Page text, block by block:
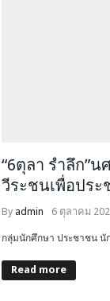
“6ตุลา รำลึก”
วีระชนเพื่อประ
By admin 6 ตุลาคม
กลุ่มนักศึกษา ประชาชน นั
Read more